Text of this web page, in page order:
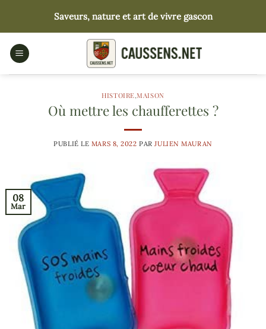
contenu
Saveurs, nature et art de vivre gascon
HISTOIRE,MAISON
Où mettre les chaufferettes ?
PUBLIÉ LE MARS 8, 2022 PAR JULIEN MAURAN
08
Mar